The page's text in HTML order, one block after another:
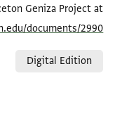
Geniza Project at
documents/2990/
Digital Edition